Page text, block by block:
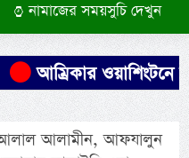
নামাজের সময়সুচি দেখুন
আম্রিকার ওয়াশিংটনে
আলাল আলামীন, আফযালুন